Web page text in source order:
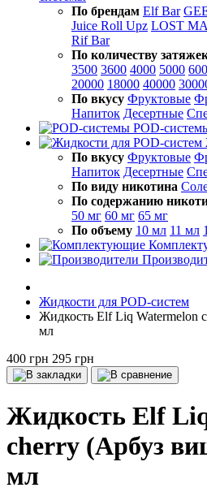
По брендам Elf Bar
Juice Roll Upz LOST
Rif Bar
По количеству
3500 3600 4000 5000
20000 18000 40000
По вкусу Фруктовые
Напиток Десертные
POD-
По вкусу Фруктовые
Напиток Десертные
По виду никотина
По содержанию
50 мг 60 мг 65 мг
По объему 10 мл 11 мл
Жидкости для POD-систем
Жидкость Elf Liq Watermelon
мл
400 грн 295 грн
Жидкость Elf
cherry (Арбуз
мл